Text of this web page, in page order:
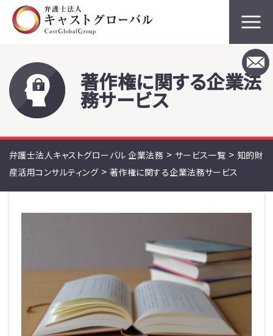
著作権に関する企業法
務サービス
弁護士法人キャストグローバル 企業法務 > サービス一覧 > 知的財
産活用コンサルティング> 著作権に関する企業法務サービス